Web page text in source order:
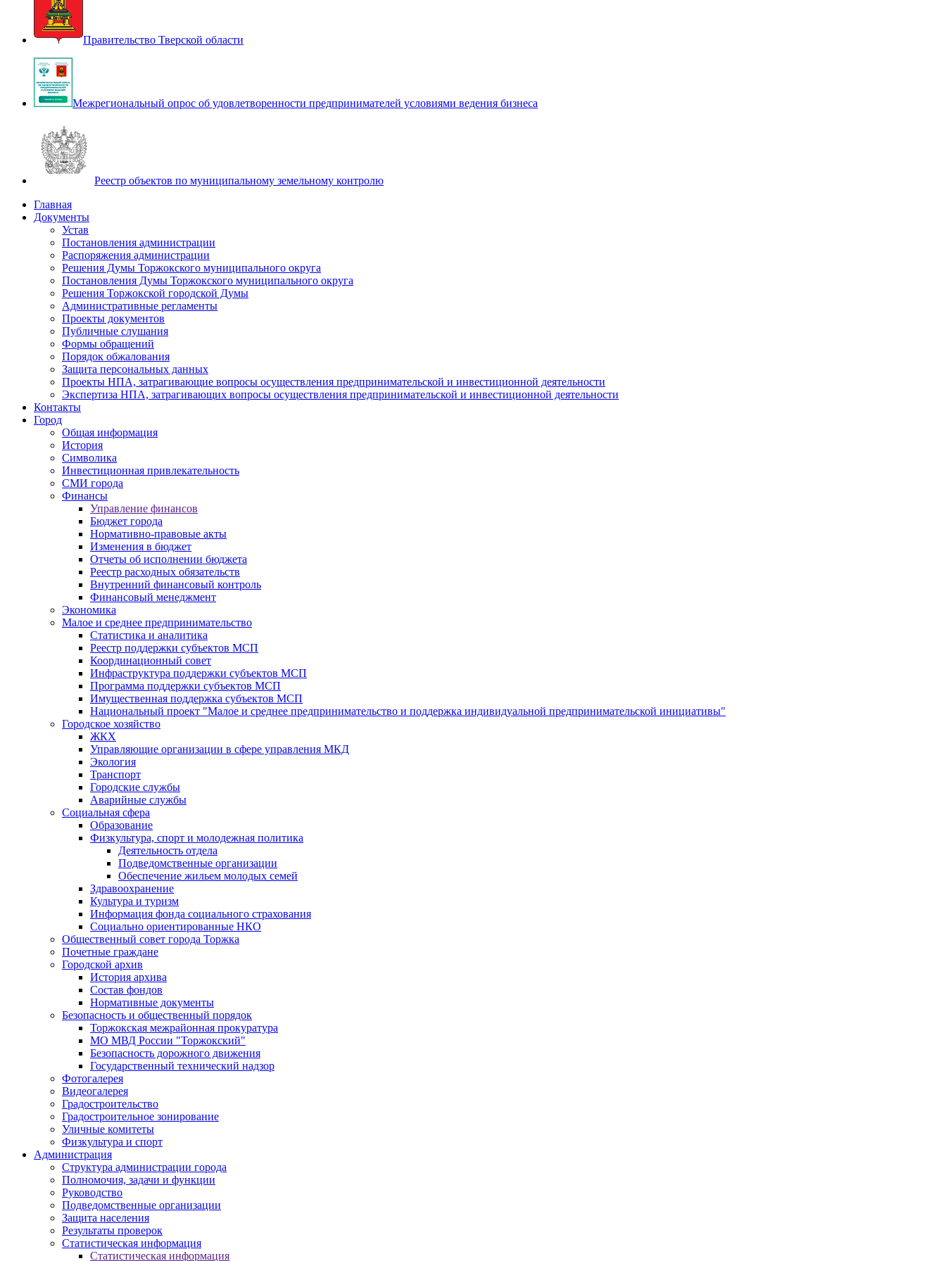
Правительство Тверской области
Межрегиональный опрос об удовлетворенности предпринимателей условиями ведения бизнеса
Реестр объектов по муниципальному земельному контролю
Главная
Документы
Устав
Постановления администрации
Распоряжения администрации
Решения Думы Торжокского муниципального округа
Постановления Думы Торжокского муниципального округа
Решения Торжокской городской Думы
Административные регламенты
Проекты документов
Публичные слушания
Формы обращений
Порядок обжалования
Защита персональных данных
Проекты НПА, затрагивающие вопросы осуществления предпринимательской и инвестиционной деятельности
Экспертиза НПА, затрагивающих вопросы осуществления предпринимательской и инвестиционной деятельности
Контакты
Город
Общая информация
История
Символика
Инвестиционная привлекательность
СМИ города
Финансы
Управление финансов
Бюджет города
Нормативно-правовые акты
Изменения в бюджет
Отчеты об исполнении бюджета
Реестр расходных обязательств
Внутренний финансовый контроль
Финансовый менеджмент
Экономика
Малое и среднее предпринимательство
Статистика и аналитика
Реестр поддержки субъектов МСП
Координационный совет
Инфраструктура поддержки субъектов МСП
Программа поддержки субъектов МСП
Имущественная поддержка субъектов МСП
Национальный проект "Малое и среднее предпринимательство и поддержка индивидуальной предпринимательской инициативы"
Городское хозяйство
ЖКХ
Управляющие организации в сфере управления МКД
Экология
Транспорт
Городские службы
Аварийные службы
Социальная сфера
Образование
Физкультура, спорт и молодежная политика
Деятельность отдела
Подведомственные организации
Обеспечение жильем молодых семей
Здравоохранение
Культура и туризм
Информация фонда социального страхования
Социально ориентированные НКО
Общественный совет города Торжка
Почетные граждане
Городской архив
История архива
Состав фондов
Нормативные документы
Безопасность и общественный порядок
Торжокская межрайонная прокуратура
МО МВД России "Торжокский"
Безопасность дорожного движения
Государственный технический надзор
Фотогалерея
Видеогалерея
Градостроительство
Градостроительное зонирование
Уличные комитеты
Физкультура и спорт
Администрация
Структура администрации города
Полномочия, задачи и функции
Руководство
Подведомственные организации
Защита населения
Результаты проверок
Статистическая информация
Статистическая информация